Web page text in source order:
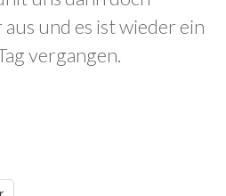
und es ist wieder ein
vergangen.